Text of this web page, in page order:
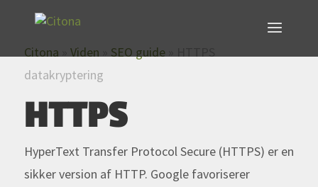
Citona Viden SEO guide»
datakryptering
HTTPS
HyperText Transfer Protocol Secure (HTTPS) er en
sikker version af HTTP. Google favoriserer